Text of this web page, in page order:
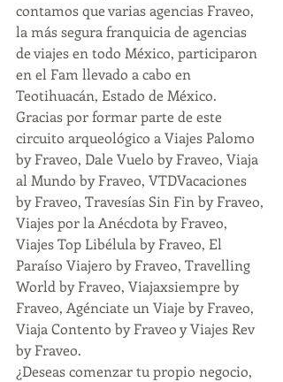
contamos que varias agencias Fraveo,
la más segura franquicia de agencias
de viajes en todo México, participaron
en el Fam llevado a cabo en
Teotihuacán, Estado de México.
Gracias por formar parte de este
circuito arqueológico a Viajes Palomo
by Fraveo, Dale Vuelo by Fraveo, Viaja
al Mundo by Fraveo, VTDVacaciones
by Fraveo, Travesías Sin Fin by Fraveo,
Viajes por la Anécdota by Fraveo,
Viajes Top Libélula by Fraveo, El
Paraíso Viajero by Fraveo, Travelling
World by Fraveo, Viajaxsiempre by
Fraveo, Agénciate un Viaje by Fraveo,
Viaja Contento by Fraveo y Viajes Rev
by Fraveo.
¿Deseas comenzar tu propio negocio,